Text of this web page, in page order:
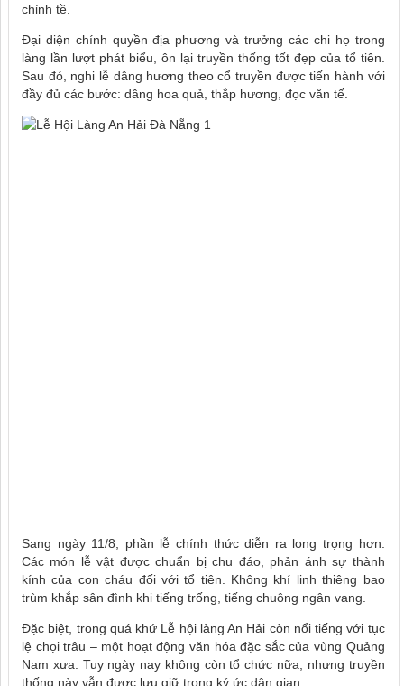
chỉnh tề.
Đại diện chính quyền địa phương và trưởng các chi họ trong
làng lần lượt phát biểu, ôn lại truyền thống tốt đẹp của tổ tiên.
Sau đó, nghi lễ dâng hương theo cổ truyền được tiến hành với
đầy đủ các bước: dâng hoa quả, thắp hương, đọc văn tế.
Sang ngày 11/8, phần lễ chính thức diễn ra long trọng hơn.
Các món lễ vật được chuẩn bị chu đáo, phản ánh sự thành
kính của con cháu đối với tổ tiên. Không khí linh thiêng bao
trùm khắp sân đình khi tiếng trống, tiếng chuông ngân vang.
Đặc biệt, trong quá khứ Lễ hội làng An Hải còn nổi tiếng với tục
lệ chọi trâu – một hoạt động văn hóa đặc sắc của vùng Quảng
Nam xưa. Tuy ngày nay không còn tổ chức nữa, nhưng truyền
thống này vẫn được lưu giữ trong ký ức dân gian.